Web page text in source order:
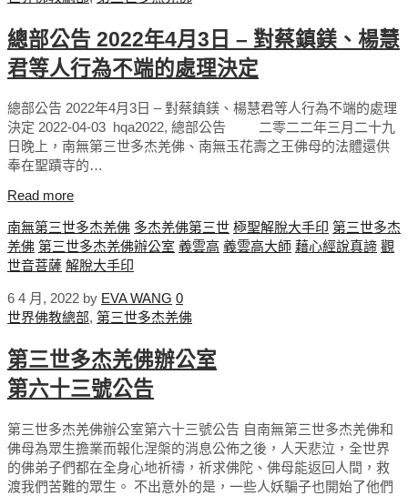
總部公告 2022年4月3日 – 對蔡鎮鎂、楊慧
君等人行為不端的處理決定
總部公告 2022年4月3日 – 對蔡鎮鎂、楊慧君等人行為不端的處理
決定 2022-04-03 hqa2022, 總部公告 二零二二年三月二十九
日晚上，南無第三世多杰羌佛、南無玉花壽之王佛母的法體還供
奉在聖蹟寺的…
Read more
南無第三世多杰羌佛 多杰羌佛第三世 極聖解脫大手印 第三世多杰
羌佛 第三世多杰羌佛辦公室 義雲高 義雲高大師 藉心經說真諦 觀
世音菩薩 解脫大手印
6 4 月, 2022 by EVA WANG 0
世界佛教總部, 第三世多杰羌佛
第三世多杰羌佛辦公室
第六十三號公告
第三世多杰羌佛辦公室第六十三號公告 自南無第三世多杰羌佛和
佛母為眾生擔業而報化涅槃的消息公佈之後，人天悲泣，全世界
的佛弟子們都在全身心地祈禱，祈求佛陀、佛母能返回人間，救
渡我們苦難的眾生。 不出意外的是，一些人妖騙子也開始了他們